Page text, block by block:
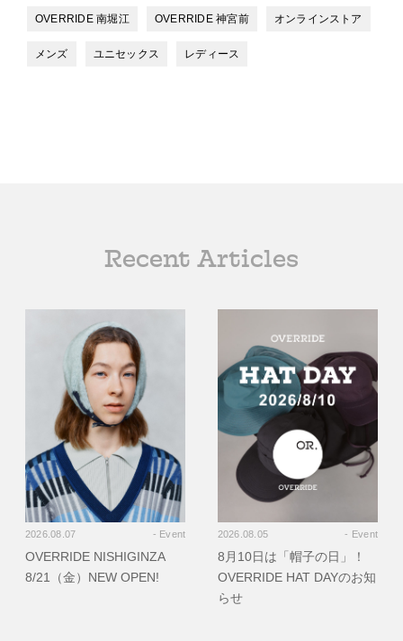
OVERRIDE 南堀江 OVERRIDE 神宮前 オンラインストア
メンズ ユニセックス レディース
Recent Articles
2026.08.07 - Event
OVERRIDE NISHIGINZA
8/21（金）NEW OPEN!
2026.08.05 - Event
8月10日は「帽子の日」！
OVERRIDE HAT DAYのお知
らせ